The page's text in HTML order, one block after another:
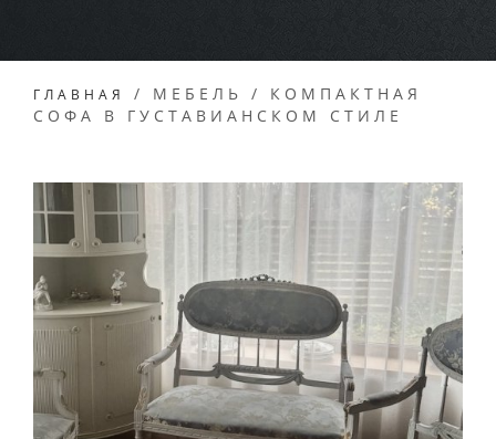
ГЛАВНАЯ / МЕБЕЛЬ / КОМПАКТНАЯ
СОФА В ГУСТАВИАНСКОМ СТИЛЕ